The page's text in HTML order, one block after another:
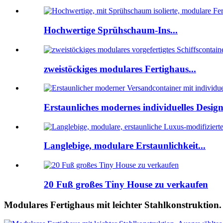
Hochwertige Sprühschaum-Ins...
zweistöckiges modulares Fertighaus...
Erstaunliches modernes individuelles
Langlebige, modulare Erstaunlichkeit...
20 Fuß großes Tiny House zu verkaufen
Modulares Fertighaus mit leichter Stahlkonstruktion.